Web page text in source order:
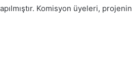
Komisyon üyeleri, projenin